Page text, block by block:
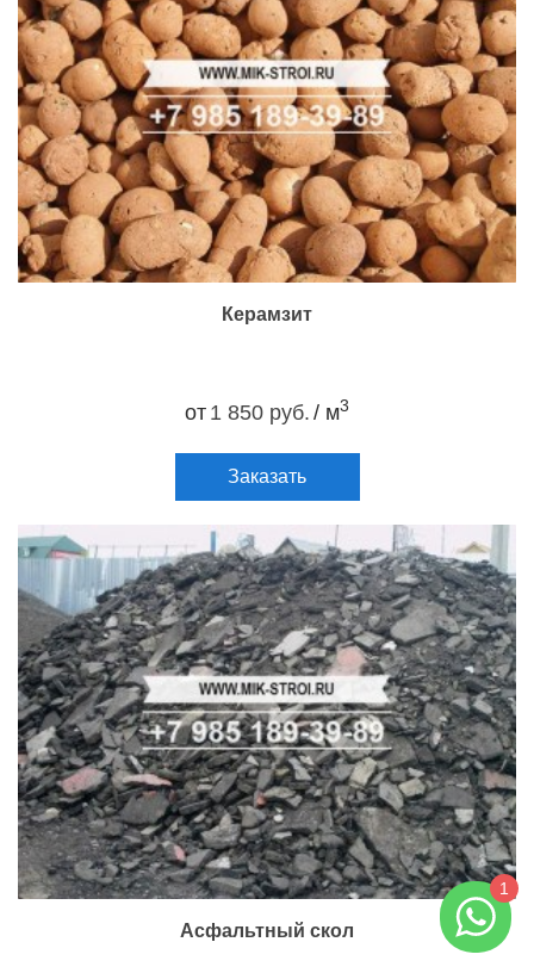
1
Керамзит
от 1 850 руб. / м3
Заказать
Асфальтный скол